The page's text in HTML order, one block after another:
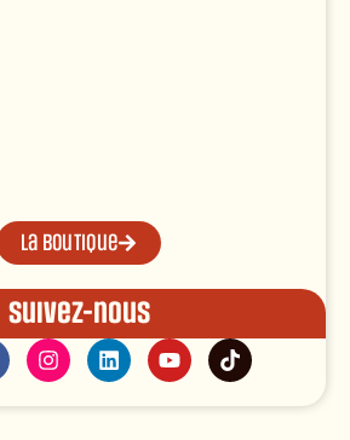
La boutique
Suivez-nous